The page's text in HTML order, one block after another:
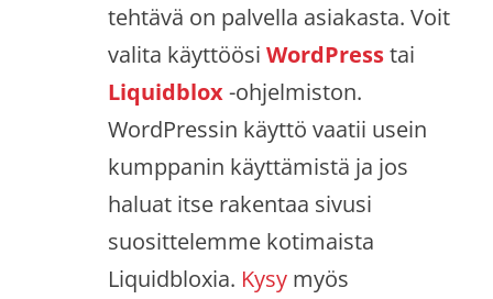
tehtävä on palvella asiakasta. Voit
valita käyttöösi WordPresstai
Liquidblox-ohjelmiston.
WordPressin käyttö vaatii usein
kumppanin käyttämistä ja jos
haluat itse rakentaa sivusi
suosittelemme kotimaista
Liquidbloxia. Kysy myös